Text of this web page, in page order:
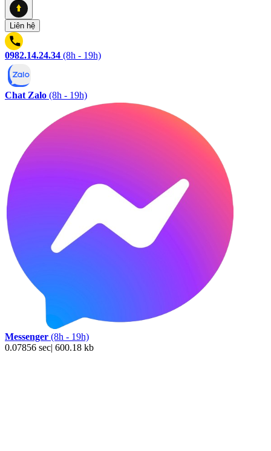
Liên hệ
0982.14.24.34 (8h - 19h)
Chat Zalo (8h - 19h)
Messenger (8h - 19h)
0.07856 sec| 600.18 kb